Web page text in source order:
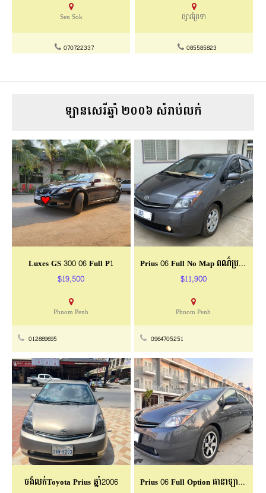
Sen Sok
070722337
ផ្សារព្រៃទា
085585823
ឡានសេរីឆ្នាំ ២០០៦ សំរាប់លក់
Luxes GS 300 06 Full P1
$19,500
Phnom Penh
012889695
Prius 06 Full No Map ពណ៌​ប្រផេះ​ ម្ចាស់ដេីម​ទី១​​
$11,900
Phnom Penh
0964705251
ចង់លក់Toyota Prius ឆ្នាំ2006
Prius 06 Full Option ធានាឡានស្អាត